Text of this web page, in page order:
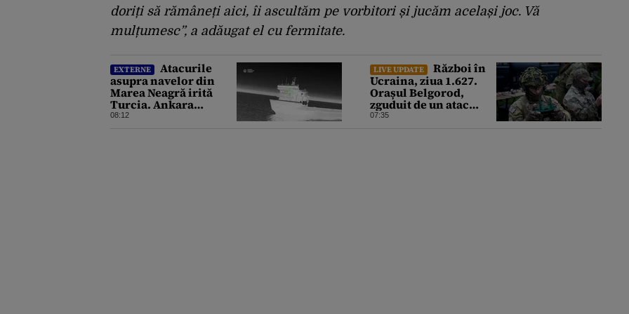
doriți să rămâneți aici, îi ascultăm pe vorbitori și jucăm același joc. Vă
mulțumesc”, a adăugat el cu fermitate.
EXTERNE
Atacurile
asupra navelor din
Marea Neagră irită
Turcia. Ankara
solicită Rusiei și
08:12
LIVE UPDATE
Război în
Ucraina, ziua 1.627.
Orașul Belgorod,
zguduit de un atac
ucrainean cu drone.
07:35